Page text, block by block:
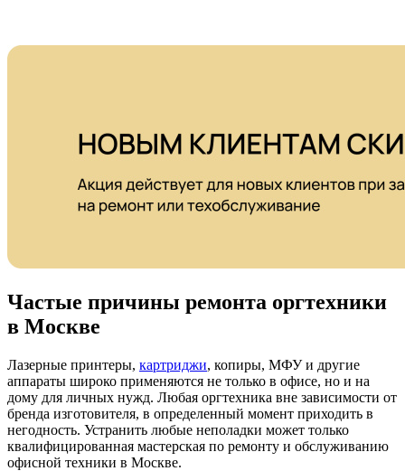
Частые причины ремонта оргтехники
в Москве
Лазерные принтеры, картриджи, копиры, МФУ и другие
аппараты широко применяются не только в офисе, но и на
дому для личных нужд. Любая оргтехника вне зависимости от
бренда изготовителя, в определенный момент приходить в
негодность. Устранить любые неполадки может только
квалифицированная мастерская по ремонту и обслуживанию
офисной техники в Москве.